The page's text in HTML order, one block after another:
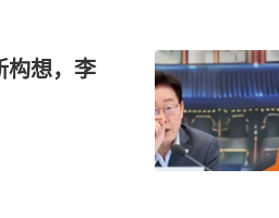
构想，李